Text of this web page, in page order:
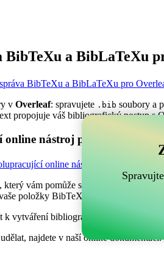
BibTeXu a BibLaTeXu
BibTeXu a BibLaTeXu pro
v Overleaf: spravujete .bib soubory a
propojuje váš bibliografický postup s
nástroj pro správu
online nástroj pro správu
který vám pomůže spravovat vaše
položky BibTeX aktuální ve vašem
k vytváření bibliografií a citací v
najdete v naší online dokumentaci.